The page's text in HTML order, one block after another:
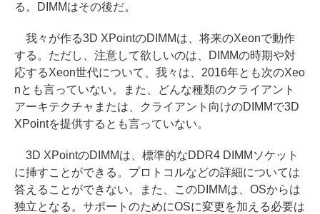
る。DIMMはその後だ。
我々が作る3D XPointのDIMMは、将来のXeonで動作
する。ただし、注意して欲しいのは、DIMMの時期や対
応するXeon世代について、我々は、2016年とも次のXeo
nとも言っていない。また、どんな種類のクライアント
アーキテクチャまたは、クライアント向けのDIMMで3D
XPointを提供するとも言っていない。
3D XPointのDIMMは、標準的なDDR4 DIMMソケット
に挿すことができる。プロトコルなどの詳細については
答えることができない。また、このDIMMは、OSからは
独立となる。サポートのためにOSに変更を加える必要は